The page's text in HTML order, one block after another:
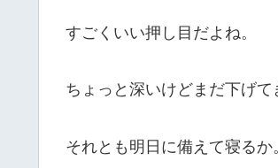
すごくいい押し目だよね。
ちょっと深いけどまだ下げ
それとも明日に備えて寝るか